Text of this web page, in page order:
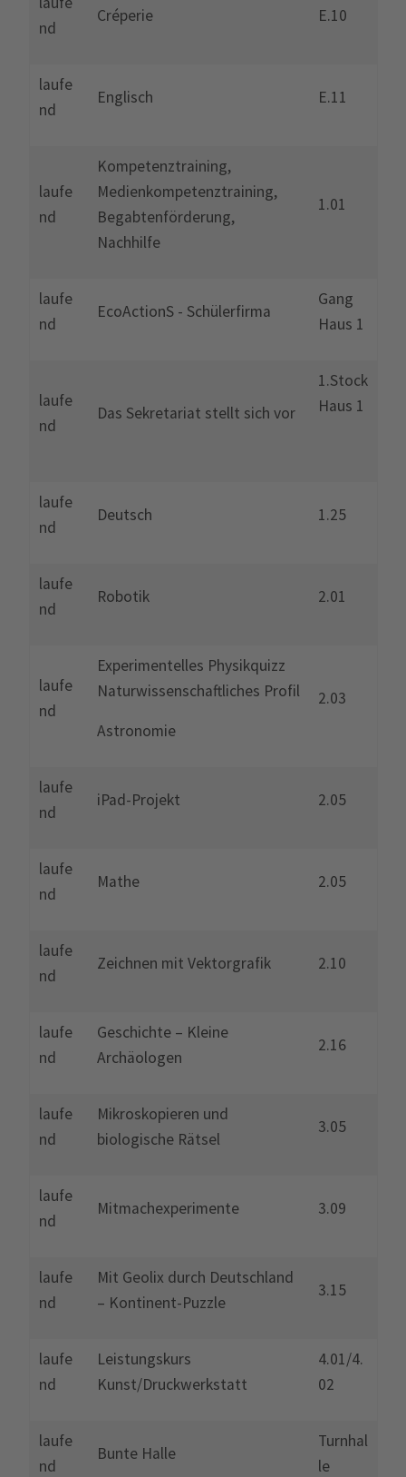
nd
Créperie E.10
laufe
nd
Englisch E.11
laufe
nd
Kompetenztraining,
Medienkompetenztraining,
Begabtenförderung,
Nachhilfe
1.01
laufe
nd
EcoActionS - Schülerfirma
Gang
Haus 1
laufe
nd
Das Sekretariat stellt sich vor
1.Stock
Haus 1
laufe
nd
Deutsch 1.25
laufe
nd
Robotik 2.01
laufe
nd
Experimentelles Physikquizz
Naturwissenschaftliches Profil
Astronomie
2.03
laufe
nd
iPad-Projekt 2.05
laufe
nd
Mathe 2.05
laufe
nd
Zeichnen mit Vektorgrafik 2.10
laufe
nd
Geschichte – Kleine
Archäologen
2.16
laufe
nd
Mikroskopieren und
biologische Rätsel
3.05
laufe
nd
Mitmachexperimente 3.09
laufe
nd
Mit Geolix durch Deutschland
– Kontinent-Puzzle
3.15
laufe
nd
Leistungskurs
Kunst/Druckwerkstatt
4.01/4.
02
laufe
nd
Bunte Halle
Turnhal
le